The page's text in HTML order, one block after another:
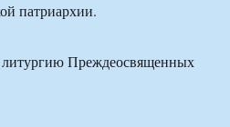
патриархии.